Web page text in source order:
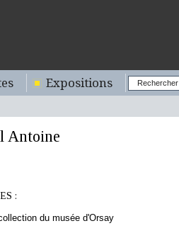
Expositions
Antoine
:
du musée d'Orsay